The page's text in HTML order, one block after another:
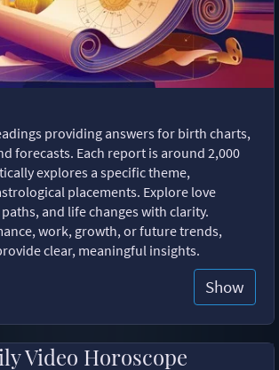
providing answers for birth charts,
forecasts. Each report is around 2,000
explores a specific theme,
placements. Explore love
and life changes with clarity.
work, growth, or future trends,
clear, meaningful insights.
Show
Video Horoscope